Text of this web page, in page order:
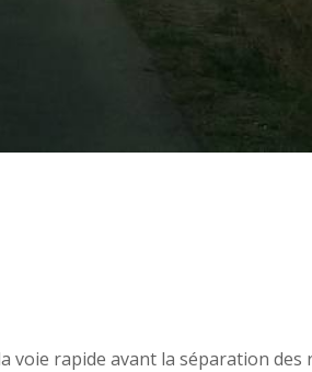
voie rapide avant la séparation